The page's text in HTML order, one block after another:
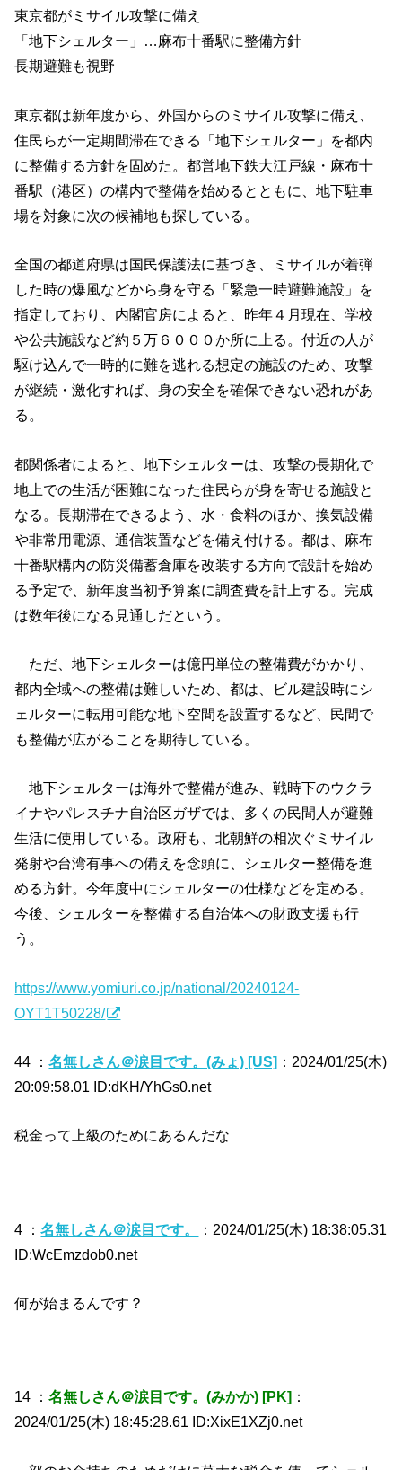
東京都がミサイル攻撃に備え
「地下シェルター」…麻布十番駅に整備方針
長期避難も視野
東京都は新年度から、外国からのミサイル攻撃に備え、
住民らが一定期間滞在できる「地下シェルター」を都内
に整備する方針を固めた。都営地下鉄大江戸線・麻布十
番駅（港区）の構内で整備を始めるとともに、地下駐車
場を対象に次の候補地も探している。
全国の都道府県は国民保護法に基づき、ミサイルが着弾
した時の爆風などから身を守る「緊急一時避難施設」を
指定しており、内閣官房によると、昨年４月現在、学校
や公共施設など約５万６０００か所に上る。付近の人が
駆け込んで一時的に難を逃れる想定の施設のため、攻撃
が継続・激化すれば、身の安全を確保できない恐れがあ
る。
都関係者によると、地下シェルターは、攻撃の長期化で
地上での生活が困難になった住民らが身を寄せる施設と
なる。長期滞在できるよう、水・食料のほか、換気設備
や非常用電源、通信装置などを備え付ける。都は、麻布
十番駅構内の防災備蓄倉庫を改装する方向で設計を始め
る予定で、新年度当初予算案に調査費を計上する。完成
は数年後になる見通しだという。
ただ、地下シェルターは億円単位の整備費がかかり、
都内全域への整備は難しいため、都は、ビル建設時にシ
ェルターに転用可能な地下空間を設置するなど、民間で
も整備が広がることを期待している。
地下シェルターは海外で整備が進み、戦時下のウクラ
イナやパレスチナ自治区ガザでは、多くの民間人が避難
生活に使用している。政府も、北朝鮮の相次ぐミサイル
発射や台湾有事への備えを念頭に、シェルター整備を進
める方針。今年度中にシェルターの仕様などを定める。
今後、シェルターを整備する自治体への財政支援も行
う。
https://www.yomiuri.co.jp/national/20240124-
OYT1T50228/
44 ：名無しさん＠涙目です。(みょ) [US] ：2024/01/25(木)
20:09:58.01 ID:dKH/YhGs0.net
税金って上級のためにあるんだな
4 ：名無しさん＠涙目です。
：2024/01/25(木) 18:38:05.31
ID:WcEmzdob0.net
何が始まるんです？
14 ：名無しさん＠涙目です。(みかか) [PK] ：
2024/01/25(木) 18:45:28.61 ID:XixE1XZj0.net